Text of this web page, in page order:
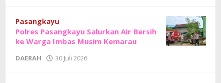
Junaedi
Pasangkayu
Polres Pasangkayu Salurkan Air Bersih
ke Warga Imbas Musim Kemarau
DAERAH 30 Juli 2026
Junaedi